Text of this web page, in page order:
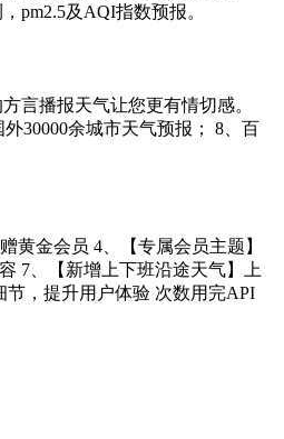
pm2.5及AQI指数预报。
言播报天气让您更有情切感。
30000余城市天气预报； 8、百
黄金会员 4、【专属会员主题】
7、【新增上下班沿途天气】上
，提升用户体验 次数用完API